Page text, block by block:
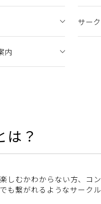
サー
内
？
しむかわからない方、コ
も繋がれるようなサークル